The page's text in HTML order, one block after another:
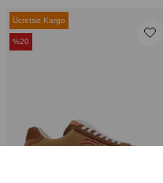
Ücretsiz Kargo
%20